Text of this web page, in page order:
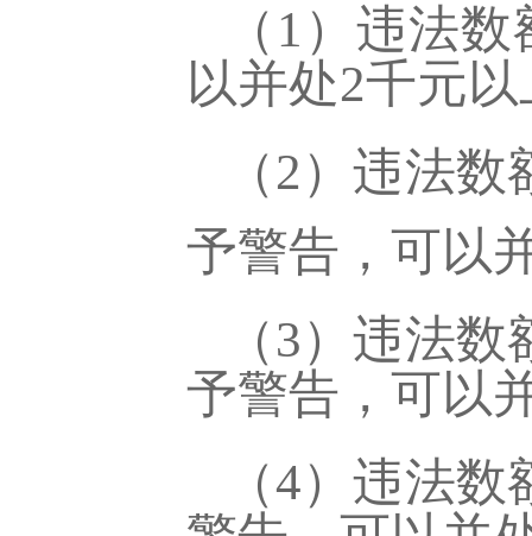
（ 1）违法
以并处2千元
（2）违法数
予警告，可以
（3）违法数
予警告，可以
（4）违法数